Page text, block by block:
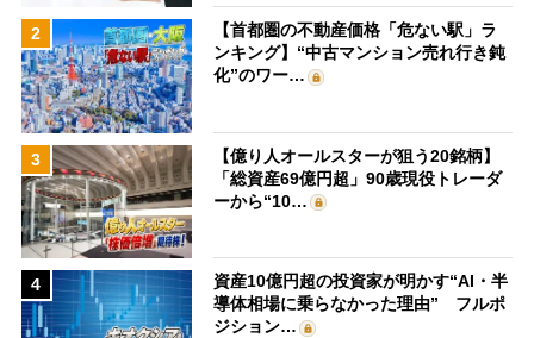
2
【首都圏の不動産価格「危ない駅」ラ
ンキング】“中古マンション売れ行き鈍
化”のワー…
3
【億り人オールスターが狙う20銘柄】
「総資産69億円超」90歳現役トレーダ
ーから“10…
4
資産10億円超の投資家が明かす“AI・半
導体相場に乗らなかった理由” フルポ
ジション…